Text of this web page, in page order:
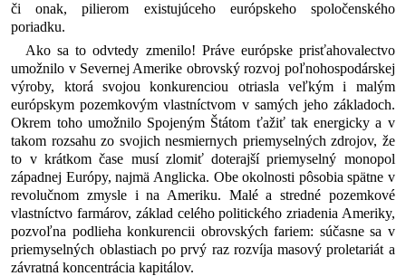
či onak, pilierom existujúceho európskeho spoločenského
poriadku.
Ako sa to odvtedy zmenilo! Práve európske prisťahovalectvo
umožnilo v Severnej Amerike obrovský rozvoj poľnohospodárskej
výroby, ktorá svojou konkurenciou otriasla veľkým i malým
európskym pozemkovým vlastníctvom v samých jeho základoch.
Okrem toho umožnilo Spojeným Štátom ťažiť tak energicky a v
takom rozsahu zo svojich nesmiernych priemyselných zdrojov, že
to v krátkom čase musí zlomiť doterajší priemyselný monopol
západnej Európy, najmä Anglicka. Obe okolnosti pôsobia spätne v
revolučnom zmysle i na Ameriku. Malé a stredné pozemkové
vlastníctvo farmárov, základ celého politického zriadenia Ameriky,
pozvoľna podlieha konkurencii obrovských fariem: súčasne sa v
priemyselných oblastiach po prvý raz rozvíja masový proletariát a
závratná koncentrácia kapitálov.